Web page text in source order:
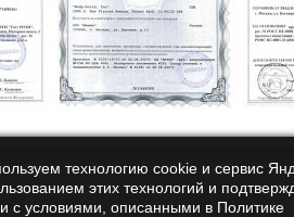
технологию cookie и сервис
этих технологий и
с условиями, описанными в Политике